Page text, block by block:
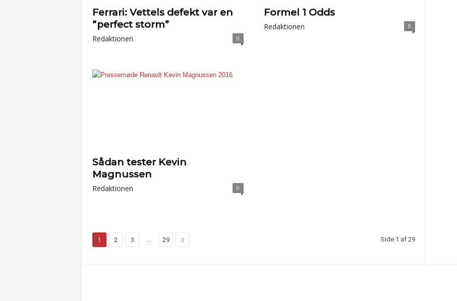
Ferrari: Vettels defekt var en
“perfect storm”
Redaktionen 0
Formel 1 Odds
Redaktionen 0
Sådan tester Kevin
Magnussen
Redaktionen 0
1 2 3 ... 29 Side 1 af 29